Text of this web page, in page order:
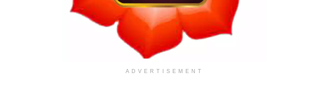
ADVERTISEMENT